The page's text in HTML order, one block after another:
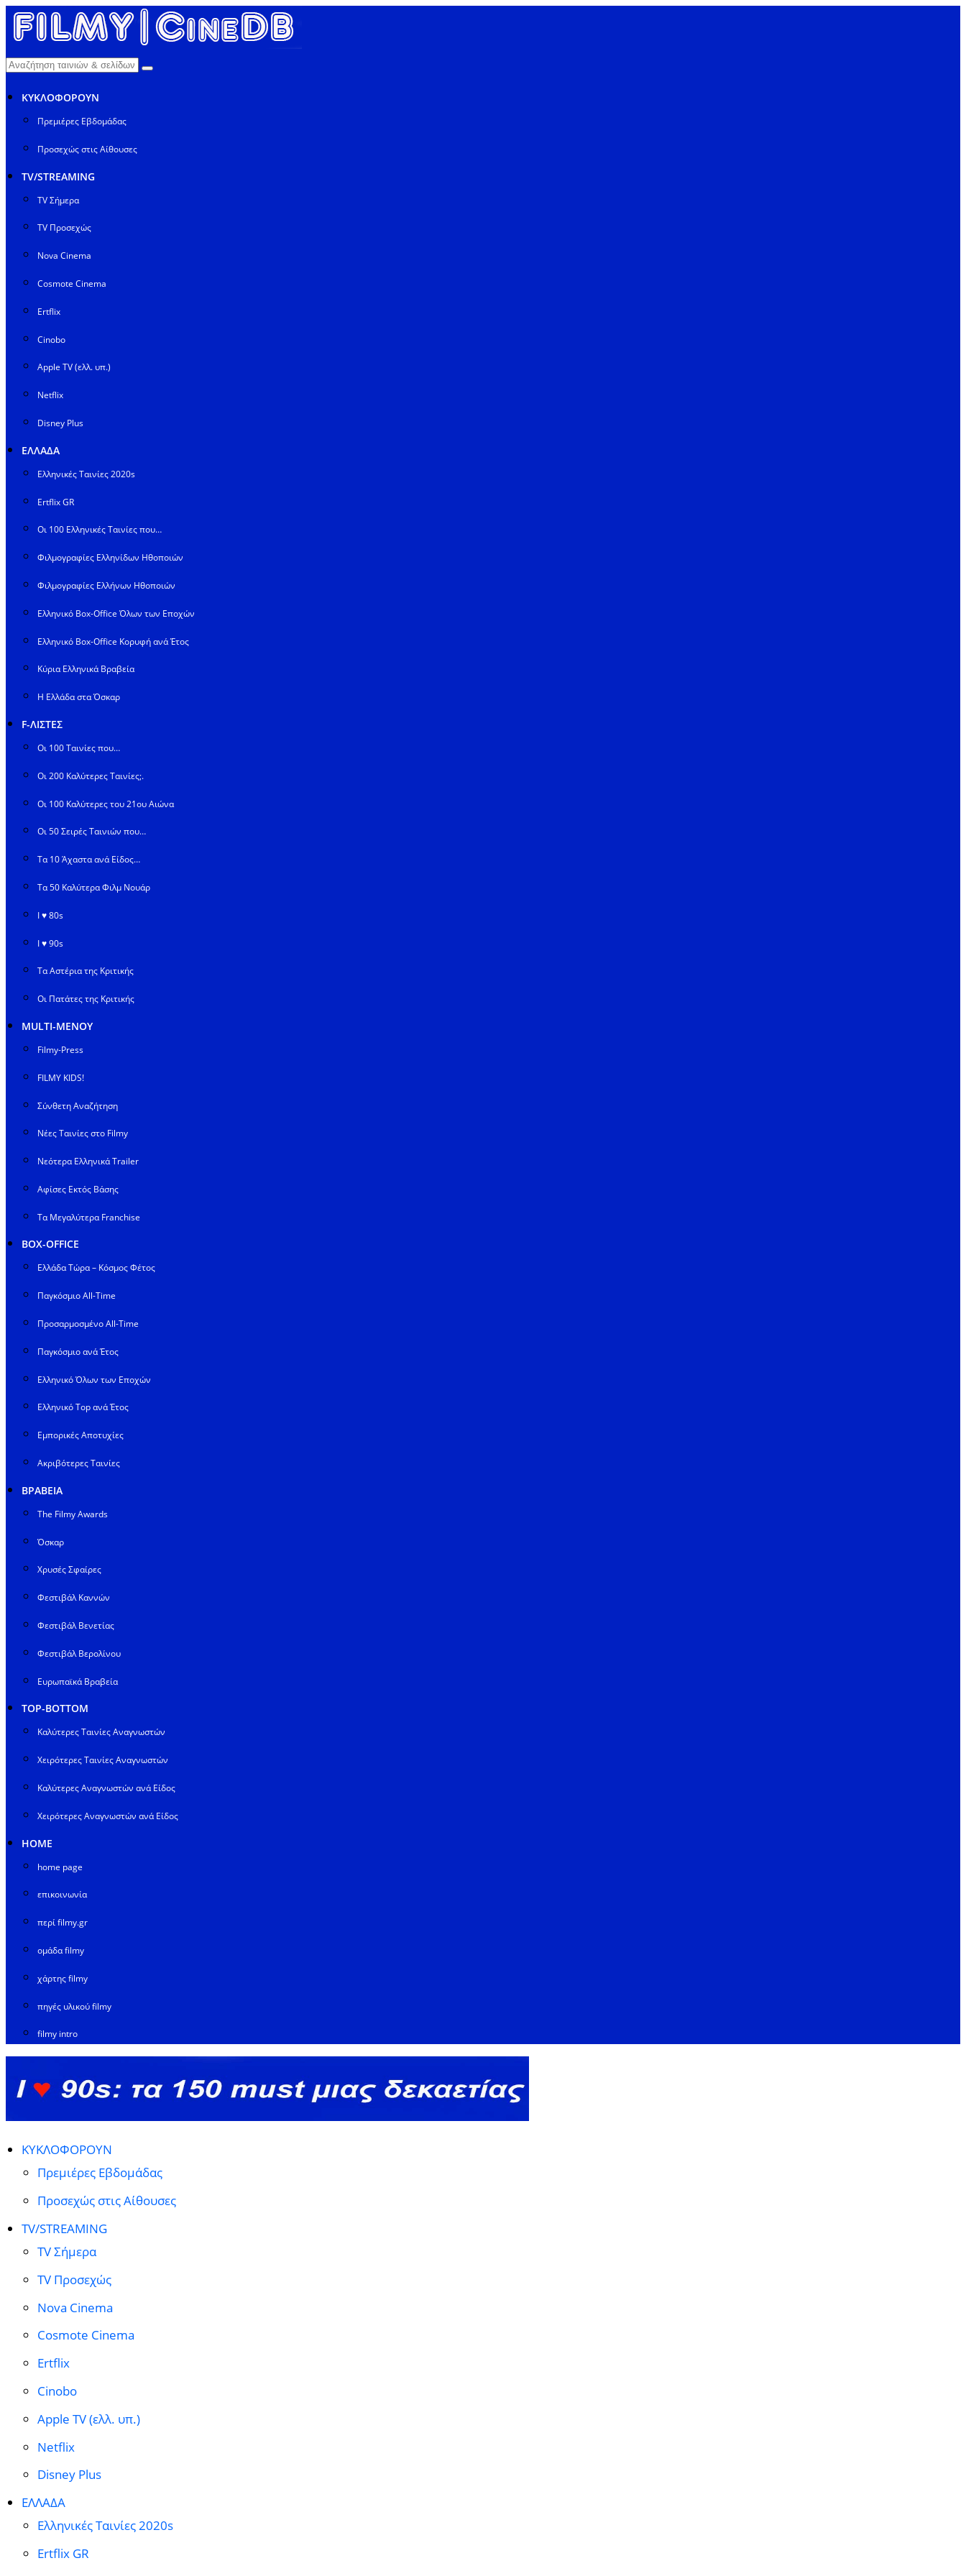
ΚΥΚΛΟΦΟΡΟΥΝ
Πρεμιέρες Εβδομάδας
Προσεχώς στις Αίθουσες
TV/STREAMING
TV Σήμερα
TV Προσεχώς
Nova Cinema
Cosmote Cinema
Ertflix
Cinobo
Apple TV (ελλ. υπ.)
Netflix
Disney Plus
ΕΛΛΑΔΑ
Ελληνικές Ταινίες 2020s
Ertflix GR
Οι 100 Ελληνικές Ταινίες που…
Φιλμογραφίες Ελληνίδων Ηθοποιών
Φιλμογραφίες Ελλήνων Ηθοποιών
Ελληνικό Box-Office Όλων των Εποχών
Ελληνικό Box-Office Κορυφή ανά Έτος
Κύρια Ελληνικά Βραβεία
Η Ελλάδα στα Όσκαρ
F-ΛΙΣΤΕΣ
Οι 100 Ταινίες που…
Οι 200 Καλύτερες Ταινίες;.
Οι 100 Καλύτερες του 21ου Αιώνα
Οι 50 Σειρές Ταινιών που…
Τα 10 Άχαστα ανά Είδος…
Τα 50 Καλύτερα Φιλμ Νουάρ
I ♥ 80s
I ♥ 90s
Τα Αστέρια της Κριτικής
Οι Πατάτες της Κριτικής
MULTI-ΜΕΝΟΥ
Filmy-Press
FILMY KIDS!
Σύνθετη Αναζήτηση
Νέες Ταινίες στο Filmy
Νεότερα Ελληνικά Trailer
Αφίσες Εκτός Βάσης
Τα Μεγαλύτερα Franchise
BOX-OFFICE
Ελλάδα Τώρα – Κόσμος Φέτος
Παγκόσμιο All-Time
Προσαρμοσμένο All-Time
Παγκόσμιο ανά Έτος
Ελληνικό Όλων των Εποχών
Ελληνικό Top ανά Έτος
Εμπορικές Αποτυχίες
Ακριβότερες Ταινίες
ΒΡΑΒΕΙΑ
The Filmy Awards
Όσκαρ
Χρυσές Σφαίρες
Φεστιβάλ Καννών
Φεστιβάλ Βενετίας
Φεστιβάλ Βερολίνου
Ευρωπαϊκά Βραβεία
TOP-BOTTOM
Καλύτερες Ταινίες Αναγνωστών
Χειρότερες Ταινίες Αναγνωστών
Καλύτερες Αναγνωστών ανά Είδος
Χειρότερες Αναγνωστών ανά Είδος
HOME
home page
επικοινωνία
περί filmy.gr
ομάδα filmy
χάρτης filmy
πηγές υλικού filmy
filmy intro
ΚΥΚΛΟΦΟΡΟΥΝ
Πρεμιέρες Εβδομάδας
Προσεχώς στις Αίθουσες
TV/STREAMING
TV Σήμερα
TV Προσεχώς
Nova Cinema
Cosmote Cinema
Ertflix
Cinobo
Apple TV (ελλ. υπ.)
Netflix
Disney Plus
ΕΛΛΑΔΑ
Ελληνικές Ταινίες 2020s
Ertflix GR